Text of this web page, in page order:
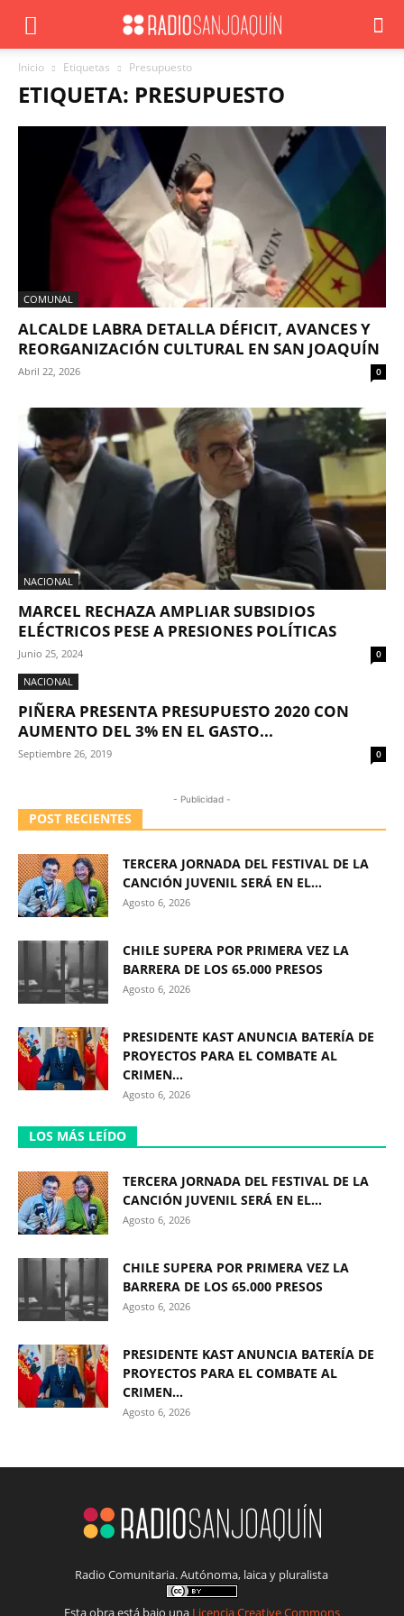
Inicio Etiquetas Presupuesto
ETIQUETA: PRESUPUESTO
COMUNAL
ALCALDE LABRA DETALLA DÉFICIT, AVANCES Y
REORGANIZACIÓN CULTURAL EN SAN JOAQUÍN
Abril 22, 2026 0
NACIONAL
MARCEL RECHAZA AMPLIAR SUBSIDIOS
ELÉCTRICOS PESE A PRESIONES POLÍTICAS
Junio 25, 2024 0
NACIONAL
PIÑERA PRESENTA PRESUPUESTO 2020 CON
AUMENTO DEL 3% EN EL GASTO...
Septiembre 26, 2019 0
- Publicidad -
POST RECIENTES
TERCERA JORNADA DEL FESTIVAL DE LA
CANCIÓN JUVENIL SERÁ EN EL...
Agosto 6, 2026
CHILE SUPERA POR PRIMERA VEZ LA
BARRERA DE LOS 65.000 PRESOS
Agosto 6, 2026
PRESIDENTE KAST ANUNCIA BATERÍA DE
PROYECTOS PARA EL COMBATE AL
CRIMEN...
Agosto 6, 2026
LOS MÁS LEÍDO
TERCERA JORNADA DEL FESTIVAL DE LA
CANCIÓN JUVENIL SERÁ EN EL...
Agosto 6, 2026
CHILE SUPERA POR PRIMERA VEZ LA
BARRERA DE LOS 65.000 PRESOS
Agosto 6, 2026
PRESIDENTE KAST ANUNCIA BATERÍA DE
PROYECTOS PARA EL COMBATE AL
CRIMEN...
Agosto 6, 2026
Radio Comunitaria. Autónoma, laica y pluralista
Esta obra está bajo una Licencia Creative Commons